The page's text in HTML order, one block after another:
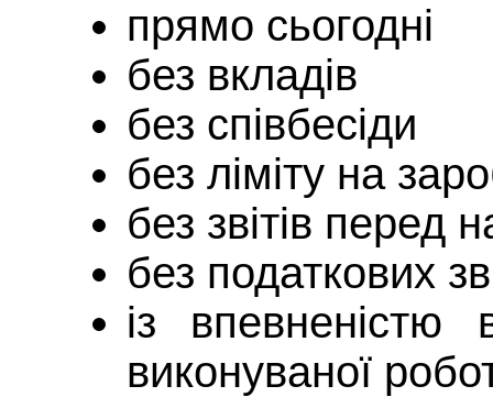
прямо сьогодні
без вкладів
без співбесіди
без ліміту на
без звітів перед
без податкових
із впевненістю
виконуваної